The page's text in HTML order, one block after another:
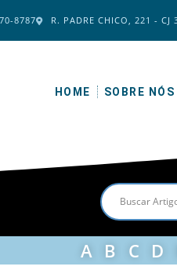
8787 R. PADRE CHICO, 221 - CJ
HOME SOBRE NÓS
A B C D